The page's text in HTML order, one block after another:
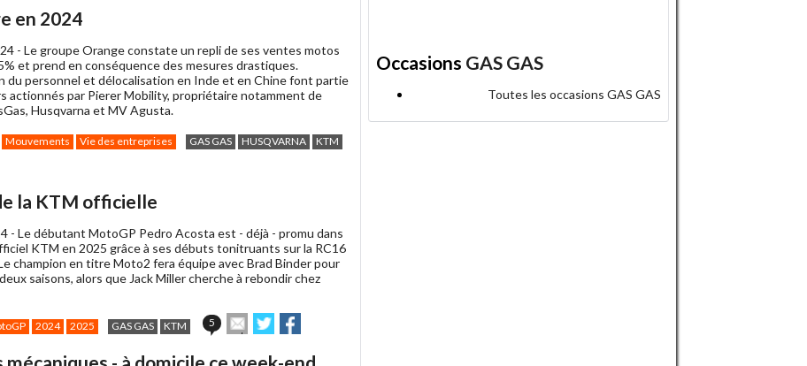
ami
en 2024
- Le groupe Orange constate un repli de ses ventes motos
et prend en conséquence des mesures drastiques.
du personnel et délocalisation en Inde et en Chine font partie
actionnés par Pierer Mobility, propriétaire notamment de
Husqvarna et MV Agusta.
Mouvements Vie des entreprises GAS GAS HUSQVARNA
KTM
la KTM officielle
- Le débutant MotoGP Pedro Acosta est - déjà - promu dans
KTM en 2025 grâce à ses débuts tonitruants sur la RC16
champion en titre Moto2 fera équipe avec Brad Binder pour
saisons, alors que Jack Miller cherche à rebondir chez
2024 2025 GAS GAS KTM 5
Envoyer
cet
Partager
sur sur
mécaniques - à domicile ce week-end
Occasions GAS GAS
Toutes les occasions GAS GAS